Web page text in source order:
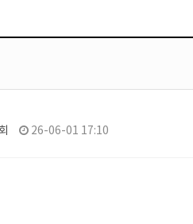
26-06-01 17:10